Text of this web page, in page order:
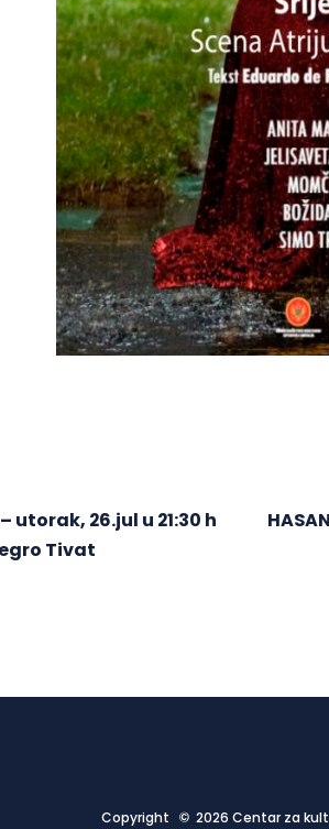
26.jul u 21:30 h
Tivat
Copyright © 2026 Centar za